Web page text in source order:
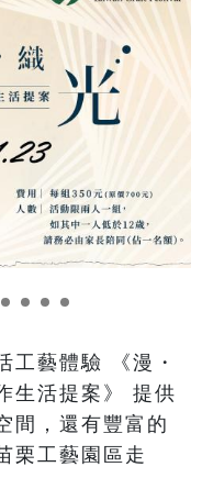
工藝體驗 《漫・
生活提案》 提供
間，還有豐富的
栗工藝園區走